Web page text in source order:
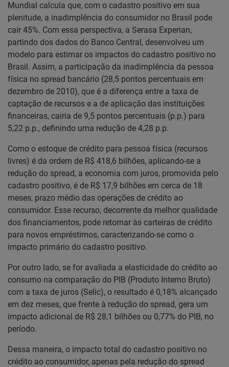
Mundial calcula que, com o cadastro positivo em sua
plenitude, a inadimplência do consumidor no Brasil pode
cair 45%. Com essa perspectiva, a Serasa Experian,
partindo dos dados do Banco Central, desenvolveu um
modelo para estimar os impactos do cadastro positivo no
Brasil. Assim, a participação da inadimplência da pessoa
física no spread bancário (28,5 pontos percentuais em
dezembro de 2010), que é a diferença entre a taxa de
captação de recursos e a de aplicação das instituições
financeiras, cairia de 9,5 pontos percentuais (p.p.) para
5,22 p.p., definindo uma redução de 4,28 p.p.
Como o estoque de crédito para pessoa física (recursos
livres) é da ordem de R$ 418,6 bilhões, aplicando-se a
redução do spread, a economia com juros, promovida pelo
cadastro positivo, é de R$ 17,9 bilhões em cerca de 18
meses, prazo médio das operações de crédito ao
consumidor. Esse recurso, decorrente da melhor qualidade
dos financiamentos, pode retornar às carteiras de crédito
para novos empréstimos, caracterizando-se como o
impacto primário do cadastro positivo.
Por outro lado, se for avaliada a elasticidade do crédito ao
consumo na comparação do PIB (Produto Interno Bruto)
com a taxa de juros (Selic), o resultado é 0,18% alcançado
em dez meses, que frente à redução do spread, gera um
impacto adicional de R$ 28,1 bilhões ou 0,77% do PIB, no
período.
Dessa maneira, o impacto total do cadastro positivo no
crédito ao consumidor, apenas pela redução do spread